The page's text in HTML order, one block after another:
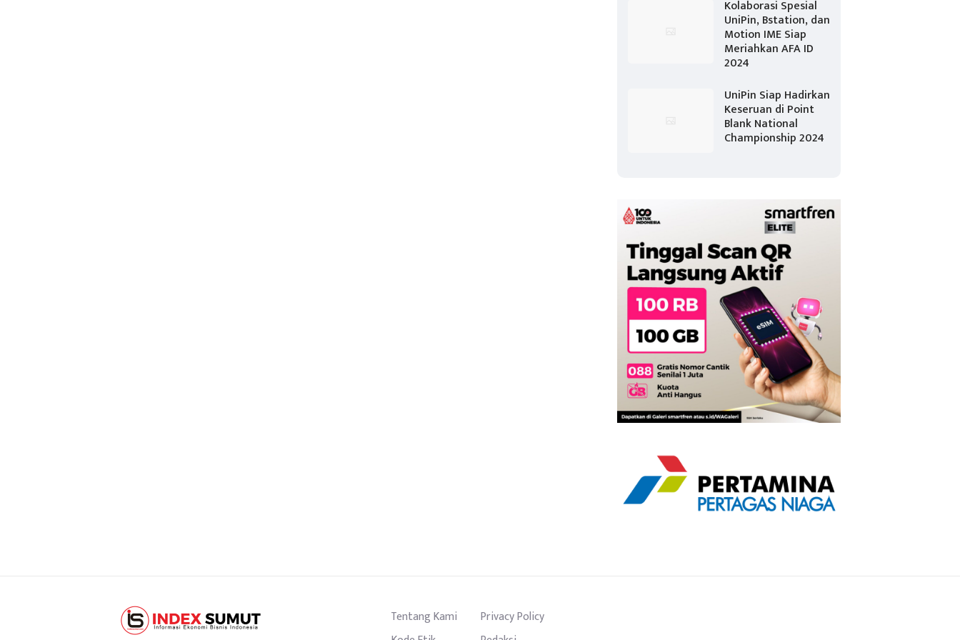
Kolaborasi Spesial
UniPin, Bstation, dan
Motion IME Siap
Meriahkan AFA ID
2024
UniPin Siap Hadirkan
Keseruan di Point
Blank National
Championship 2024
Tentang Kami
Privacy Policy